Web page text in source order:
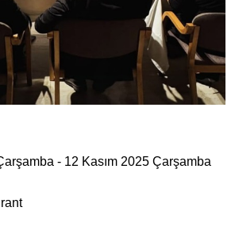
- 12 Kasım 2025 Çarşamba